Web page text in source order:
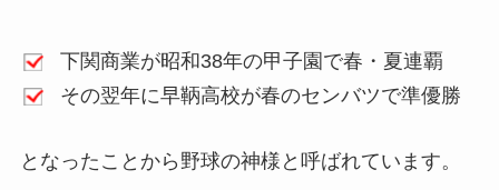
下関商業が昭和38年の甲子園で春・夏連覇
その翌年に早鞆高校が春のセンバツで準優勝
となったことから野球の神様と呼ばれています。